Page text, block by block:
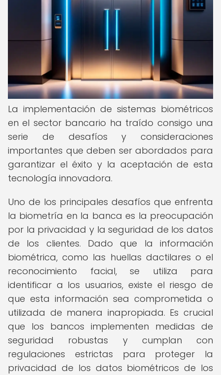
La implementación de sistemas biométricos
en el sector bancario ha traído consigo una
serie de desafíos y consideraciones
importantes que deben ser abordados para
garantizar el éxito y la aceptación de esta
tecnología innovadora.
Uno de los principales desafíos que enfrenta
la biometría en la banca es la preocupación
por la privacidad y la seguridad de los datos
de los clientes. Dado que la información
biométrica, como las huellas dactilares o el
reconocimiento facial, se utiliza para
identificar a los usuarios, existe el riesgo de
que esta información sea comprometida o
utilizada de manera inapropiada. Es crucial
que los bancos implementen medidas de
seguridad robustas y cumplan con
regulaciones estrictas para proteger la
privacidad de los datos biométricos de los